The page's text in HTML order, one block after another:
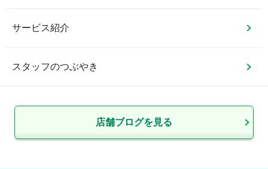
サービス紹介
スタッフのつぶやき
店舗ブログを見る